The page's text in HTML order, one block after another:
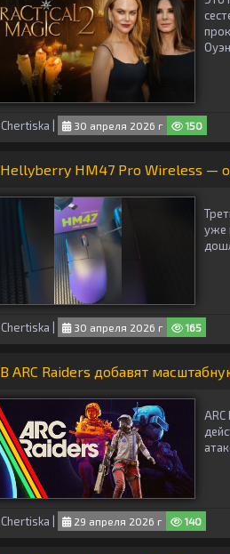
Chertiska 30 апреля 2026 г 150
Hellyberry HM47 Pro Wireless —
уже
Chertiska 30 апреля 2026 г 165
В ARC Raiders добавят
Chertiska 29 апреля 2026 г 140